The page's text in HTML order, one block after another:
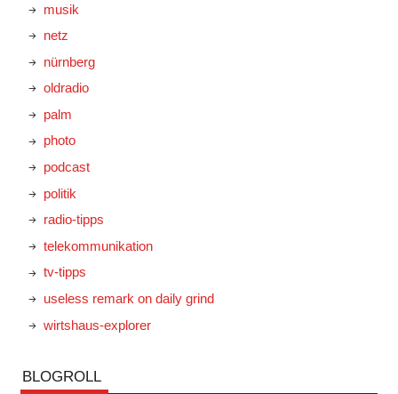
musik
netz
nürnberg
oldradio
palm
photo
podcast
politik
radio-tipps
telekommunikation
tv-tipps
useless remark on daily grind
wirtshaus-explorer
BLOGROLL